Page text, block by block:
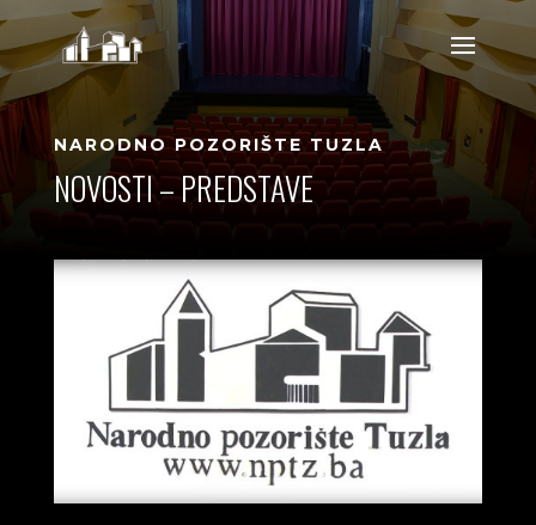
NARODNO POZORIŠTE TUZLA
NOVOSTI – PREDSTAVE